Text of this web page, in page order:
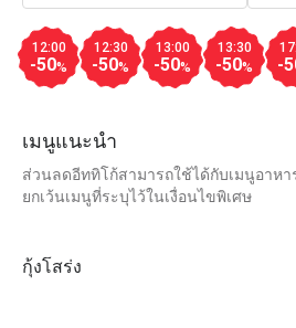
12:00
-50%
12:30
-50%
13:00
-50%
13:30
-50% -
เมนูแนะนำ
ส่วนลดอีททิโก้สามารถใช้ได้กับเมนูอาห
ยกเว้นเมนูที่ระบุไว้ในเงื่อนไขพิเศษ
กุ้งโสร่ง